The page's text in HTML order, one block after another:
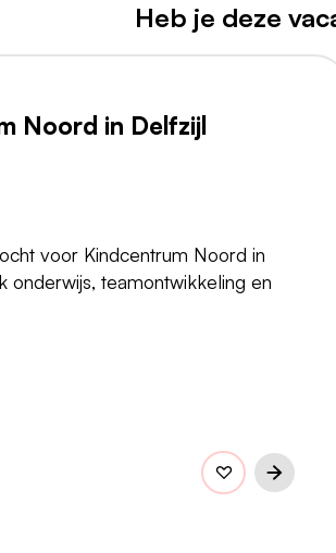
Heb je deze
Noord in Delfzijl
voor Kindcentrum Noord in
onderwijs, teamontwikkeling en